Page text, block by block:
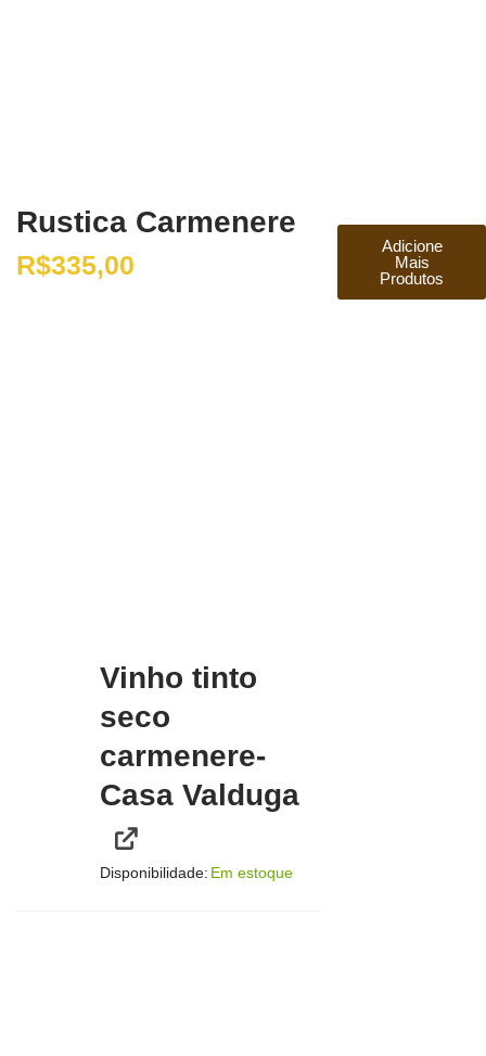
Rustica Carmenere
R$335,00
Vinho tinto
seco
carmenere-
Casa Valduga
Disponibilidade: Em estoque
Adicione
Mais
Produtos